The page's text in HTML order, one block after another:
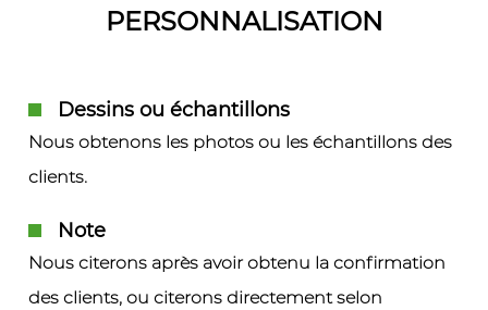
PERSONNALISATION
Dessins ou échantillons
Nous obtenons les photos ou les échantillons des
clients.
Note
Nous citerons après avoir obtenu la confirmation
des clients, ou citerons directement selon